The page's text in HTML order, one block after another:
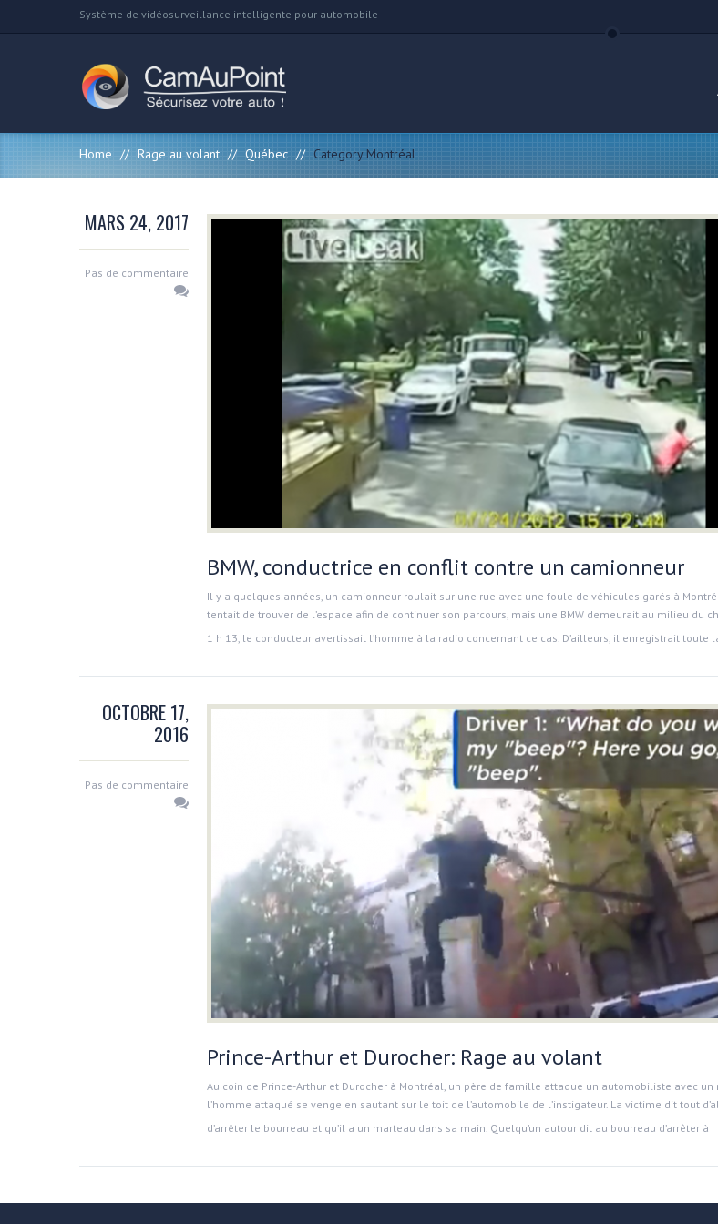
Système de vidéosurveillance intelligente pour automobile
Home // Rage au volant // Québec // Category Montréal
MARS 24, 2017
Pas de commentaire
BMW, conductrice en conflit contre un camionneur
Il y a quelques années, un camionneur roulait sur une rue avec une foule de véhicules garés à
tentait de trouver de l’espace afin de continuer son parcours, mais une BMW demeurait au milieu du
1 h 13, le conducteur avertissait l’homme à la radio concernant ce cas. D’ailleurs, il enregistrait toute
OCTOBRE 17,
2016
Pas de commentaire
Prince-Arthur et Durocher: Rage au volant
Au coin de Prince-Arthur et Durocher à Montréal, un père de famille attaque un automobiliste avec un
l’homme attaqué se venge en sautant sur le toit de l’automobile de l’instigateur. La victime dit tout
d’arrêter le bourreau et qu’il a un marteau dans sa main. Quelqu’un autour dit au bourreau d’arrêter à